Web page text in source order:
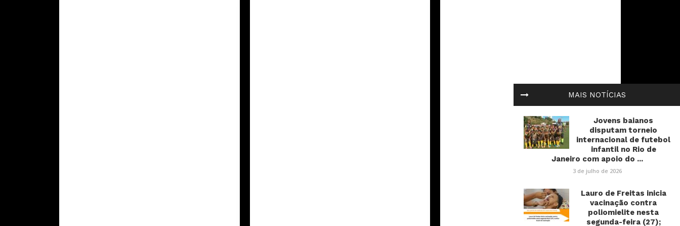
MAIS NOTÍCIAS
Jovens baianos
disputam torneio
internacional de futebol
infantil no Rio de
Janeiro com apoio do ...
3 de julho de 2026
Lauro de Freitas inicia
vacinação contra
poliomielite nesta
segunda-feira (27);